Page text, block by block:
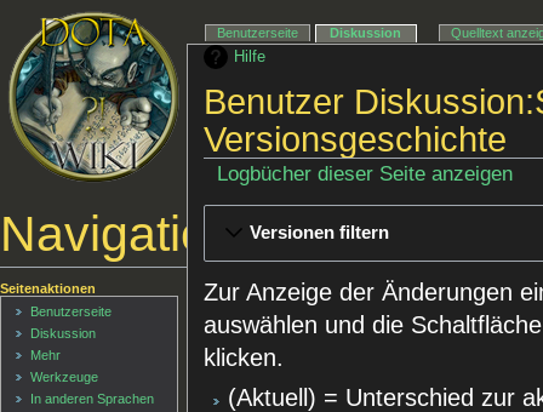
Hilfe
Benutzer
Versionsgeschichte
Logbücher dieser Seite anzeigen
Versionen filtern
Zur Anzeige der Änderungen
auswählen und die
klicken.
(Aktuell) = Unterschied zur
Navigationsmenü
Benutzerseite Diskussion Quelltext
Seitenaktionen
Benutzerseite
Diskussion
Mehr
Werkzeuge
In anderen Sprachen